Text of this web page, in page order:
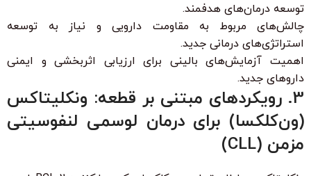
توسعه درمان‌های هدفمند.
چالش‌های مربوط به مقاومت دارویی و نیاز به توسعه
استراتژی‌های درمانی جدید.
اهمیت آزمایش‌های بالینی برای ارزیابی اثربخشی و ایمنی
داروهای جدید.
3. رویکردهای مبتنی بر قطعه: ونکلیتاکس
(ون‌کلکسا) برای درمان لوسمی لنفوسیتی
مزمن (CLL)